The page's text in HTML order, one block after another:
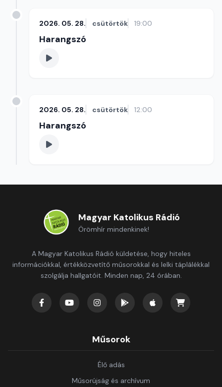
2026. 05. 28. csütörtök 19:00
Harangszó
2026. 05. 28. csütörtök 12:00
Harangszó
Magyar Katolikus Rádió
Örömhír mindenkinek!
A Magyar Katolikus Rádió küldetése, hogy hiteles
információkkal, értékközvetítő műsorokkal és lelki táplálékkal
szolgálja hallgatóit. Minden nap, 24 órában.
Műsorok
Élő adás
Műsorújság és archívum